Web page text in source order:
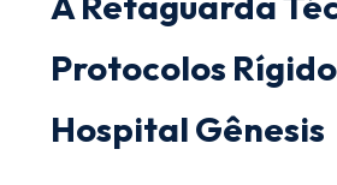
Protocolos
Hospital Gênesis